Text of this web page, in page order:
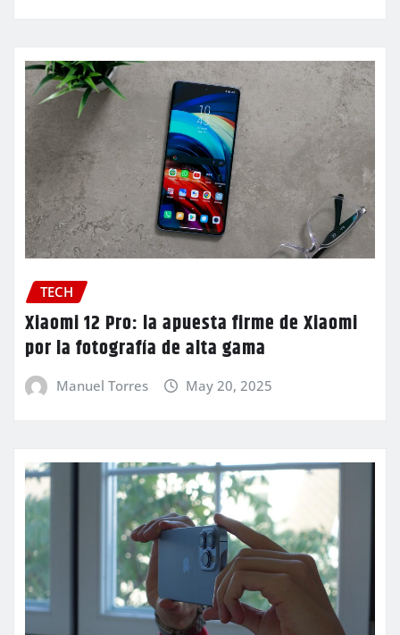
TECH
Xiaomi 12 Pro: la apuesta firme de Xiaomi
por la fotografía de alta gama
Manuel Torres May 20, 2025